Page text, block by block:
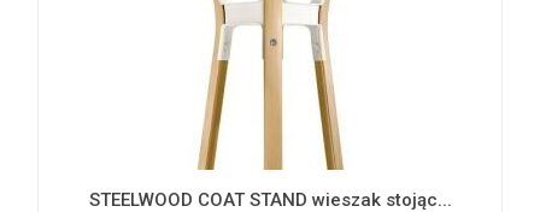
STEELWOOD COAT STAND wieszak stojąc...